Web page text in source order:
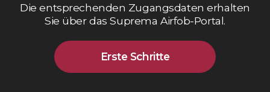
Die entsprechenden Zugangsdaten erhalten
Sie über das Suprema Airfob-Portal.
Erste Schritte